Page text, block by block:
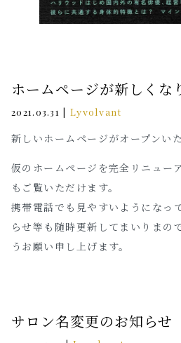
ホームページが新しくな
2021.03.31 | Lyvolvant
新しいホームページがオープンい
仮のホームページを完全リニュー
もご覧いただけます。
携帯電話でも見やすいようになっ
らせ等も随時更新してまいりまの
うお願い申し上げます。
サロン名変更のお知らせ